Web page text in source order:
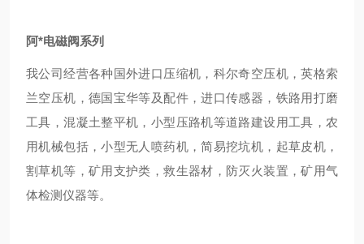
阿*电磁阀系列
我公司经营各种国外进口压缩机，科尔奇空压机，英格索
兰空压机，德国宝华等及配件，进口传感器，铁路用打磨
工具，混凝土整平机，小型压路机等道路建设用工具，农
用机械包括，小型无人喷药机，简易挖坑机，起草皮机，
割草机等，矿用支护类，救生器材，防灭火装置，矿用气
体检测仪器等。